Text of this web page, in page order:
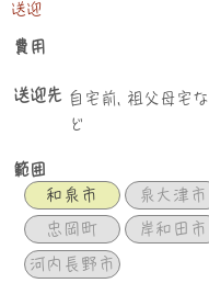
送迎
​費用
送迎先 自宅前, 祖父母宅な
ど
範囲
和泉市
泉大津市
忠岡町 岸和田市
河内長野市